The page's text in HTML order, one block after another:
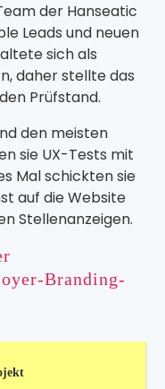
der Hanseatic
Leads und neuen
sich als
daher stellte das
Prüfstand.
den meisten
sie UX-Tests mit
Malschickten sie
auf die Website
Stellenanzeigen.
Branding-